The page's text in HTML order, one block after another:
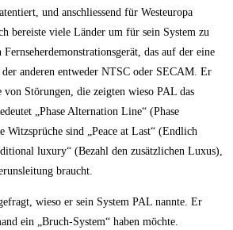
und anschliessend für Westeuropa
bereiste viele Länder um für sein System zu
das auf der eine
anderen entweder NTSC oder SECAM. Er
von Störungen, die zeigten wieso PAL das
„Phase Alternation Line“ (Phase
sind „Peace at Last“ (Endlich
luxury“ (Bezahl den zusätzlichen Luxus),
braucht.
wieso er sein System PAL nannte. Er
ein „Bruch-System“ haben möchte.